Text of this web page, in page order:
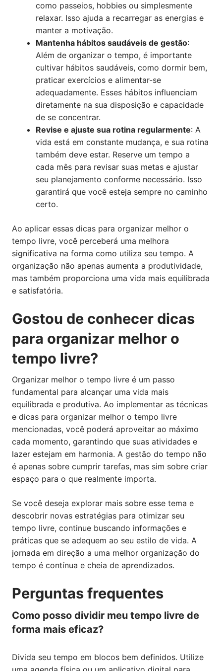
como passeios, hobbies ou simplesmente
relaxar. Isso ajuda a recarregar as energias e
manter a motivação.
Mantenha hábitos saudáveis de gestão:
Além de organizar o tempo, é importante
cultivar hábitos saudáveis, como dormir bem,
praticar exercícios e alimentar-se
adequadamente. Esses hábitos influenciam
diretamente na sua disposição e capacidade
de se concentrar.
Revise e ajuste sua rotina regularmente: A
vida está em constante mudança, e sua rotina
também deve estar. Reserve um tempo a
cada mês para revisar suas metas e ajustar
seu planejamento conforme necessário. Isso
garantirá que você esteja sempre no caminho
certo.
Ao aplicar essas dicas para organizar melhor o
tempo livre, você perceberá uma melhora
significativa na forma como utiliza seu tempo. A
organização não apenas aumenta a produtividade,
mas também proporciona uma vida mais equilibrada
e satisfatória.
Gostou de conhecer dicas
para organizar melhor o
tempo livre?
Organizar melhor o tempo livre é um passo
fundamental para alcançar uma vida mais
equilibrada e produtiva. Ao implementar as técnicas
e dicas para organizar melhor o tempo livre
mencionadas, você poderá aproveitar ao máximo
cada momento, garantindo que suas atividades e
lazer estejam em harmonia. A gestão do tempo não
é apenas sobre cumprir tarefas, mas sim sobre criar
espaço para o que realmente importa.
Se você deseja explorar mais sobre esse tema e
descobrir novas estratégias para otimizar seu
tempo livre, continue buscando informações e
práticas que se adequem ao seu estilo de vida. A
jornada em direção a uma melhor organização do
tempo é contínua e cheia de aprendizados.
Perguntas frequentes
Como posso dividir meu tempo livre de
forma mais eficaz?
Divida seu tempo em blocos bem definidos. Utilize